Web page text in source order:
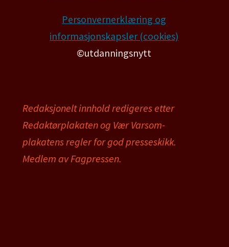
Personvernerklæring og
informasjonskapsler (cookies)
©utdanningsnytt
Redaksjonelt innhold redigeres etter
Redaktørplakaten og Vær Varsom-
plakatens regler for god presseskikk.
Medlem av Fagpressen.